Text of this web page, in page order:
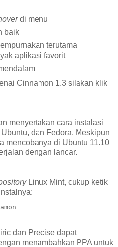
di menu
baik
terutama
aplikasi favorit
Cinnamon 1.3 silakan klik
menyertakan cara instalasi
dan Fedora. Meskipun
mencobanya di Ubuntu 11.10
dengan lancar.
Linux Mint, cukup ketik
dan Precise dapat
menambahkan PPA untuk